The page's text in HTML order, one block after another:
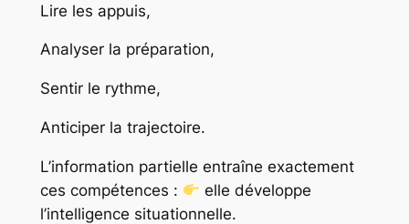
Lire les appuis,
Analyser la préparation,
Sentir le rythme,
Anticiper la trajectoire.
L’information partielle entraîne exactement
ces compétences :
elle développe
l’intelligence situationnelle.